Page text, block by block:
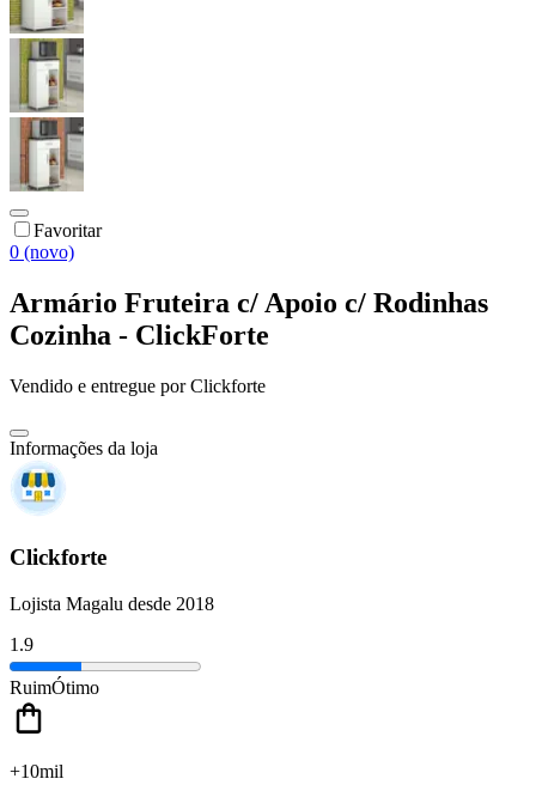
Favoritar
0 (novo)
Armário Fruteira c/ Apoio c/ Rodinhas
Cozinha - ClickForte
Vendido e entregue por Clickforte
Informações da loja
Clickforte
Lojista Magalu desde 2018
1.9
RuimÓtimo
+10mil